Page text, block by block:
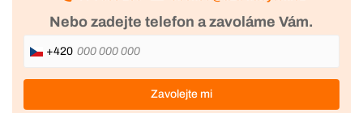
Nebo zadejte telefon a zavoláme Vám.
+420
Zavolejte mi